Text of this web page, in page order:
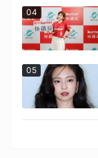
04
05